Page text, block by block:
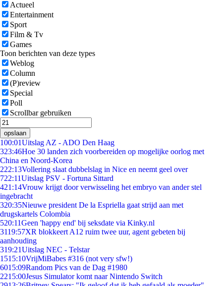
Actueel
Entertainment
Sport
Film & Tv
Games
Toon berichten van deze types
Weblog
Column
(P)review
Special
Poll
Scrollbar gebruiken
opslaan
100:01Uitslag AZ - ADO Den Haag
323:46Hoe 30 landen zich voorbereiden op mogelijke oorlog met
China en Noord-Korea
222:13Vollering slaat dubbelslag in Nice en neemt geel over
722:11Uitslag PSV - Fortuna Sittard
421:14Vrouw krijgt door verwisseling het embryo van ander stel
ingebracht
320:35Nieuwe president De la Espriella gaat strijd aan met
drugskartels Colombia
520:11Geen 'happy end' bij seksdate via Kinky.nl
3119:57XR blokkeert A12 ruim twee uur, agent gebeten bij
aanhouding
319:21Uitslag NEC - Telstar
1515:10VrijMiBabes #316 (not very sfw!)
6015:09Random Pics van de Dag #1980
2215:00Jesus Simulator komt naar Nintendo Switch